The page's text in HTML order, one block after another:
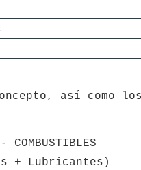
COMBUSTIBLES
+ Lubricantes)